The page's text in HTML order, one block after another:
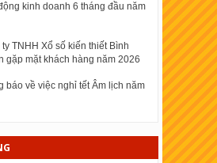
kinh doanh 6 tháng đầu năm
TNHH Xổ số kiến thiết Bình
gặp mặt khách hàng năm 2026
báo về việc nghỉ tết Âm lịch năm